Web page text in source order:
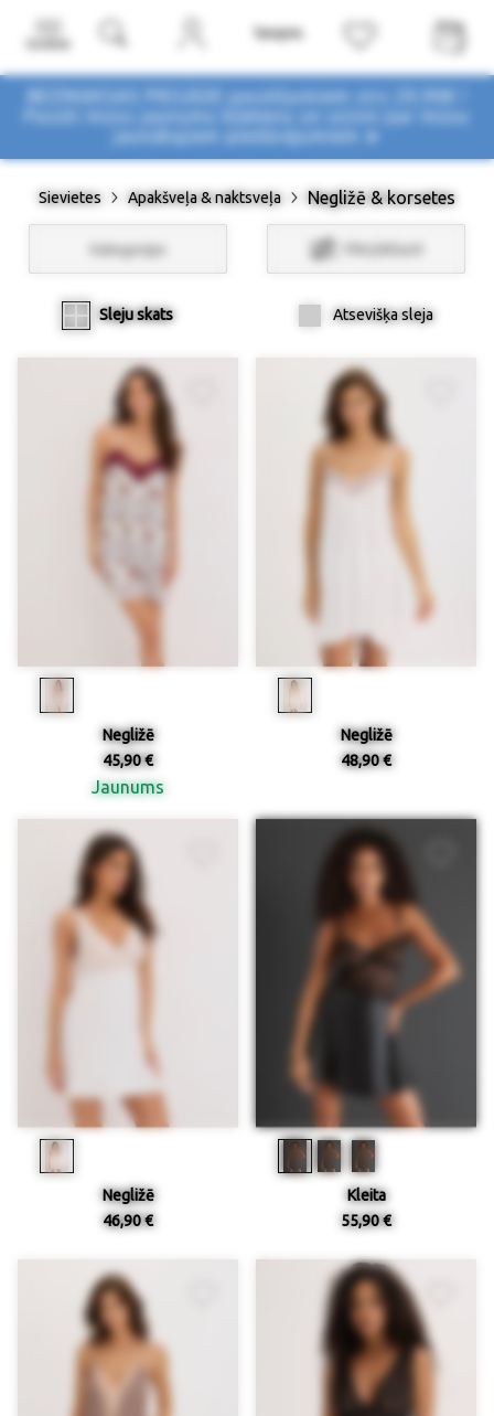
BEZMAKSAS PIEGĀDE pasūtījumiem virs 29,90€ !
Pasūti mūsu jaunumu biļetenu un uzzini par mūsu
Sievietes Apakšveļa & naktsveļa Negližē & korsetes
Kategorijas Filtri/Atlasīt
Sleju skats Atsevišķa sleja
Negližē
45,90 €
Jaunums
Negližē
48,90 €
Negližē
46,90 €
Kleita
55,90 €